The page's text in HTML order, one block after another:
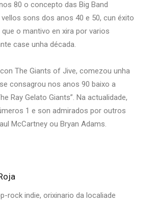
80 o concepto das Big Band
sons dos anos 40 e 50, cun éxito
o mantivo en xira por varios
case unha década.
The Giants of Jive, comezou unha
consagrou nos anos 90 baixo a
Ray Gelato Giants”. Na actualidade,
1 e son admirados por outros
McCartney ou Bryan Adams.
rock indie, orixinario da localiade